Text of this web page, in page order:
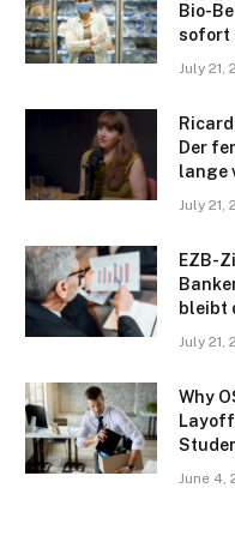
Bio-
sofort
July 21,
Der
lange
July 21,
EZB-
bleibt
July 21,
Why
June 4,